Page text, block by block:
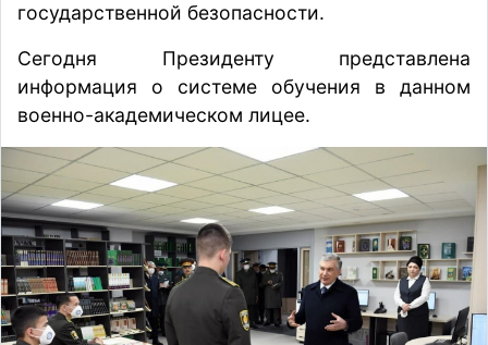
государственной безопасности.
Сегодня Президенту представлена
информация о системе обучения в данном
военно-академическом лицее.